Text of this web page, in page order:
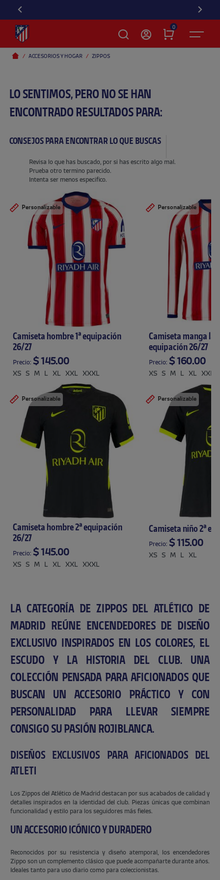
0
ACCESORIOS Y HOGAR ZIPPOS
LO SENTIMOS, PERO NO SE HAN
ENCONTRADO RESULTADOS PARA:
CONSEJOS PARA ENCONTRAR LO QUE BUSCAS
Revisa lo que has buscado, por si has escrito algo mal.
Prueba otro termino parecido.
Intenta ser menos especifico.
Personalizable
Camiseta hombre 1ª equipación
26/27
Precio: $ 145.00
XS S M L XL XXL XXXL
Personalizable
Camiseta manga
equipación 26/27
Precio: $ 160.00
XS S M L XL XXL
Personalizable
Camiseta hombre 2ª equipación
26/27
Precio: $ 145.00
XS S M L XL XXL XXXL
Personalizable
Camiseta niño 2ª
Precio: $ 115.00
XS S M L XL
LA CATEGORÍA DE ZIPPOS DEL ATLÉTICO DE
MADRID REÚNE ENCENDEDORES DE DISEÑO
EXCLUSIVO INSPIRADOS EN LOS COLORES, EL
ESCUDO Y LA HISTORIA DEL CLUB. UNA
COLECCIÓN PENSADA PARA AFICIONADOS QUE
BUSCAN UN ACCESORIO PRÁCTICO Y CON
PERSONALIDAD PARA LLEVAR SIEMPRE
CONSIGO SU PASIÓN ROJIBLANCA.
DISEÑOS EXCLUSIVOS PARA AFICIONADOS DEL
ATLETI
Los Zippos del Atlético de Madrid destacan por sus acabados de calidad y
detalles inspirados en la identidad del club. Piezas únicas que combinan
funcionalidad y estilo para los seguidores más fieles.
UN ACCESORIO ICÓNICO Y DURADERO
Reconocidos por su resistencia y diseño atemporal, los encendedores
Zippo son un complemento clásico que puede acompañarte durante años.
Ideales tanto para uso diario como para coleccionistas.